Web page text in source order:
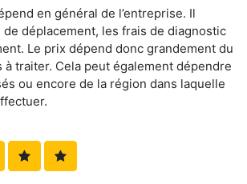
en général de l’entreprise. Il
déplacement, les frais de diagnostic
Le prix dépend donc grandement du
à traiter. Cela peut également dépendre
ou encore de la région dans laquelle